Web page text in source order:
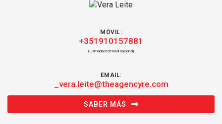
MÓVIL:
+351910157881
(Llamada red móvil nacional)
EMAIL:
_vera.leite@theagencyre.com
SABER MÁS